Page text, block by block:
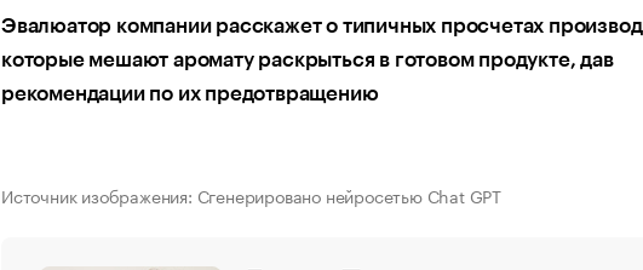
Эвалюатор компании расскажет о типичных просчетах
которые мешают аромату раскрыться в готовом продукте, дав
рекомендации по их предотвращению
Источник изображения: Сгенерировано нейросетью Chat GPT